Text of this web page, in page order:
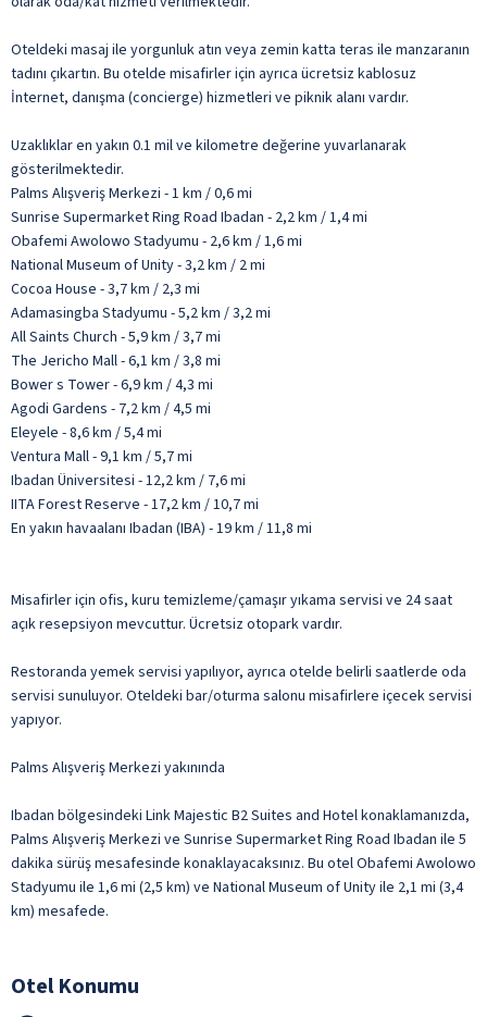
Oteldeki masaj ile yorgunluk atın veya zemin katta teras ile manzaranın
tadını çıkartın. Bu otelde misafirler için ayrıca ücretsiz kablosuz
İnternet, danışma (concierge) hizmetleri ve piknik alanı vardır.
Uzaklıklar en yakın 0.1 mil ve kilometre değerine yuvarlanarak
gösterilmektedir.
Palms Alışveriş Merkezi - 1 km / 0,6 mi
Sunrise Supermarket Ring Road Ibadan - 2,2 km / 1,4 mi
Obafemi Awolowo Stadyumu - 2,6 km / 1,6 mi
National Museum of Unity - 3,2 km / 2 mi
Cocoa House - 3,7 km / 2,3 mi
Adamasingba Stadyumu - 5,2 km / 3,2 mi
All Saints Church - 5,9 km / 3,7 mi
The Jericho Mall - 6,1 km / 3,8 mi
Bower s Tower - 6,9 km / 4,3 mi
Agodi Gardens - 7,2 km / 4,5 mi
Eleyele - 8,6 km / 5,4 mi
Ventura Mall - 9,1 km / 5,7 mi
Ibadan Üniversitesi - 12,2 km / 7,6 mi
IITA Forest Reserve - 17,2 km / 10,7 mi
En yakın havaalanı Ibadan (IBA) - 19 km / 11,8 mi
Misafirler için ofis, kuru temizleme/çamaşır yıkama servisi ve 24 saat
açık resepsiyon mevcuttur. Ücretsiz otopark vardır.
Restoranda yemek servisi yapılıyor, ayrıca otelde belirli saatlerde oda
servisi sunuluyor. Oteldeki bar/oturma salonu misafirlere içecek servisi
yapıyor.
Palms Alışveriş Merkezi yakınında
Ibadan bölgesindeki Link Majestic B2 Suites and Hotel konaklamanızda,
Palms Alışveriş Merkezi ve Sunrise Supermarket Ring Road Ibadan ile 5
dakika sürüş mesafesinde konaklayacaksınız. Bu otel Obafemi Awolowo
Stadyumu ile 1,6 mi (2,5 km) ve National Museum of Unity ile 2,1 mi (3,4
km) mesafede.
Otel Konumu